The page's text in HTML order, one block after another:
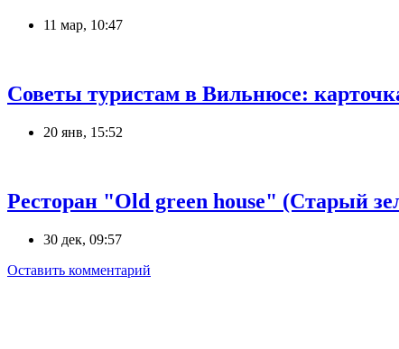
11 мар, 10:47
Советы туристам в Вильнюсе:
20 янв, 15:52
Ресторан "Old green house" (Старый
30 дек, 09:57
Оставить комментарий